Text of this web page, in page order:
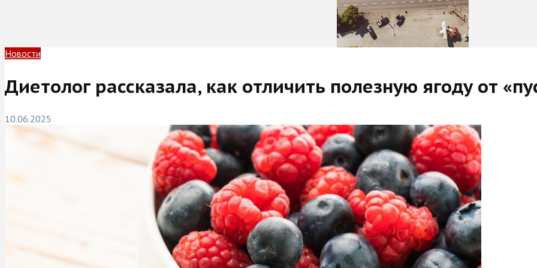
Новости
Диетолог рассказала, как отличить полезную ягоду от
10.06.2025